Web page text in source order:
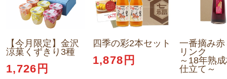
【今月限定】金沢
涼菓くずきり3種
1,726円
四季の彩2本セット
1,878円
一番摘み
リンク
～18年熟
仕立て～